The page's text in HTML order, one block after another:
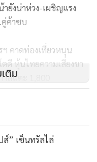
และการเลือกตั้ง
ท่องเที่ยวจีนแล้ว
มตลาดทุนไทยในปี 66
นที่ลดลง และการเติบโต
กำไรของธุรกิจไทยปรับดี
บอัตราดอกเบี้ยนโยบาย
เซ็นต์ ตั้งแต่เดือน
งินเฟ้อ และเจ.พี.มอร์
ยังน่าห่วง-เผชิญแรง
ค้าซบ
ฯ คาดท่องเที่ยวหนุน
ตดี หุ้นไทยความเสี่ยงขา
สแตะ 1,800
ยเร็ว
ติม
” เซ็นทรัลไล่